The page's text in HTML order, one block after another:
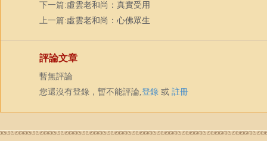
下一篇:虛雲老和尚：真實受用
上一篇:虛雲老和尚：心佛眾生
評論文章
暫無評論
您還沒有登錄，暫不能評論,登錄 或 註冊